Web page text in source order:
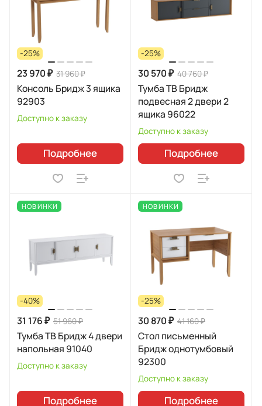
-25%
23 970 ₽ 31 960 ₽
Консоль Бридж 3 ящика
92903
Доступно к заказу
Подробнее
-25%
30 570 ₽ 40 760 ₽
Тумба ТВ Бридж
подвесная 2 двери 2
ящика 96022
Доступно к заказу
Подробнее
НОВИНКИ
-40%
31 176 ₽ 51 960 ₽
Тумба ТВ Бридж 4 двери
напольная 91040
Доступно к заказу
Подробнее
НОВИНКИ
-25%
30 870 ₽ 41 160 ₽
Стол письменный
Бридж однотумбовый
92300
Доступно к заказу
Подробнее